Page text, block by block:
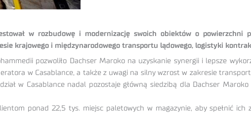
w rozbudowę i modernizację swoich obiektów o powierzchni
krajowego i międzynarodowego transportu lądowego, logistyki
pozwoliło Dachser Maroko na uzyskanie synergii i lepsze
w Casablance, a także z uwagi na silny wzrost w zakresie
w Casablance nadal pozostaje główną siedzibą dla Dachser
ponad 22,5 tys. miejsc paletowych w magazynie, aby spełnić ich